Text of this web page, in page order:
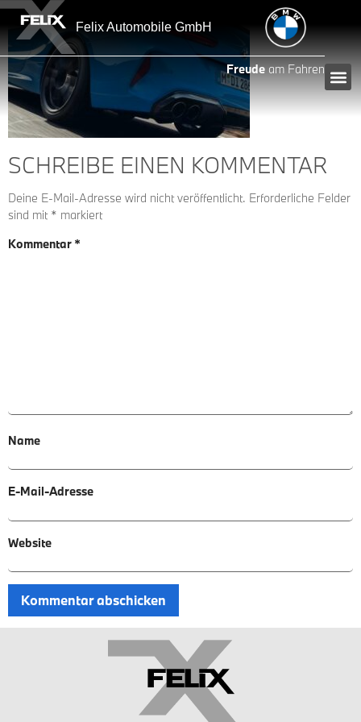
springen
Felix Automobile GmbH
Freudeam Fahren
SCHREIBE EINEN KOMMENTAR
Deine E-Mail-Adresse wird nicht veröffentlicht. Erforderliche Felder
sind mit * markiert
Kommentar *
Name
E-Mail-Adresse
Website